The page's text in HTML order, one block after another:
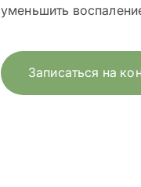
уменьшить
Записаться на